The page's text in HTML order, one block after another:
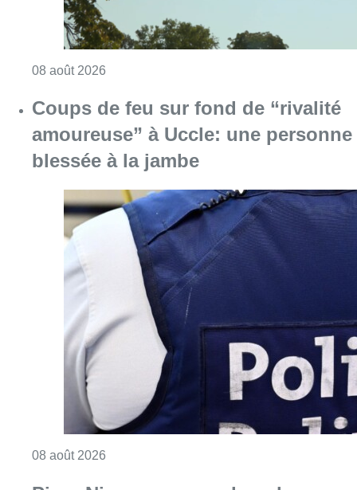
08 août 2026 Consulter l'article "Coups de feu sur fond
Pizza Nizar: un coup de pub
inattendu grâce à l’IA